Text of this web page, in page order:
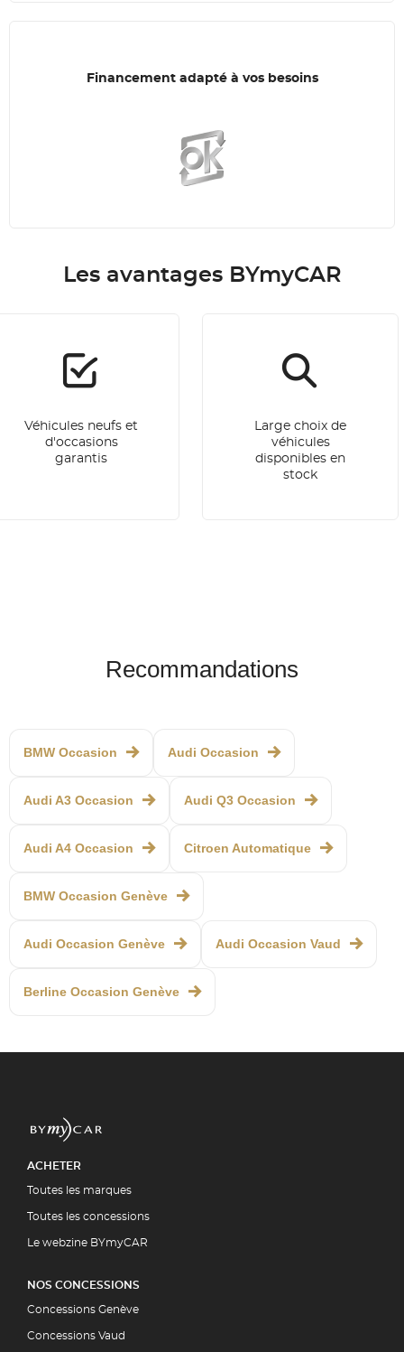
Financement adapté à vos besoins
Les avantages BYmyCAR
Véhicules neufs et
d'occasions
garantis
Large choix de
véhicules
disponibles en
stock
Recommandations
BMW Occasion Audi Occasion
Audi A3 Occasion Audi Q3 Occasion
Audi A4 Occasion Citroen Automatique
BMW Occasion Genève
Audi Occasion Genève Audi Occasion Vaud
Berline Occasion Genève
ACHETER
Toutes les marques
Toutes les concessions
Le webzine BYmyCAR
NOS CONCESSIONS
Concessions Genève
Concessions Vaud